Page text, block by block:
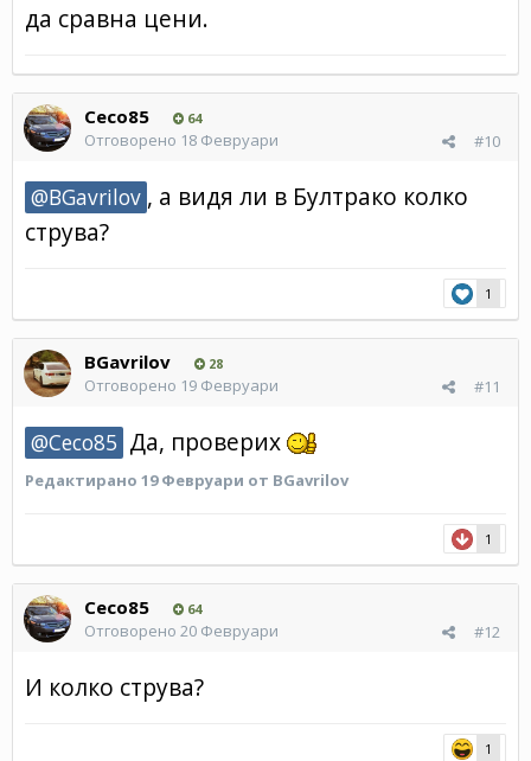
да сравна цени.
Ceco85 64
#10
Отговорено 18 Февруари
@BGavrilov , а видя ли в Бултрако колко
струва?
1
BGavrilov 28
#11
Отговорено 19 Февруари
@Ceco85 Да, проверих
Редактирано 19 Февруари от BGavrilov
1
Ceco85 64
#12
Отговорено 20 Февруари
И колко струва?
1